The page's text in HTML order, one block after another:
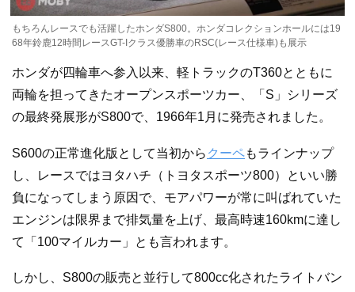
もちろんレースでも活躍したホンダS800。ホンダコレクションホールには19
68年鈴鹿12時間レースGT-Iクラス優勝車のRSC(レース仕様車)も展示
ホンダが四輪車へ参入以来、軽トラックのT360とともに
両輪を担ってきたオープンスポーツカー、「S」シリーズ
の最終発展形がS800で、1966年1月に発売されました。
S600の正常進化版として当初から クーペもラインナップ
し、レースではヨタハチ（トヨタスポーツ800）といい勝
負になってしまう原因で、モアパワーが常に叫ばれていた
エンジンは限界まで排気量を上げ、最高時速160kmに達し
て「100マイルカー」とも言われます。
しかし、S800の販売と並行して800cc化されたライトバン